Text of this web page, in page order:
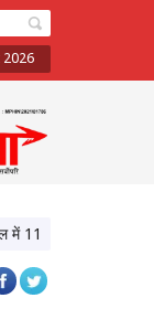
2026
अगस्त को होगी